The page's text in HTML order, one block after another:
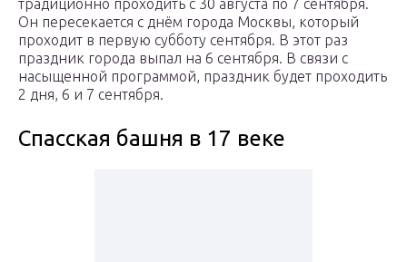
традиционно проходить с 30 августа по 7 сентября.
Он пересекается с днём города Москвы, который
проходит в первую субботу сентября. В этот раз
праздник города выпал на 6 сентября. В связи с
насыщенной программой, праздник будет проходить
2 дня, 6 и 7 сентября.
Спасская башня в 17 веке